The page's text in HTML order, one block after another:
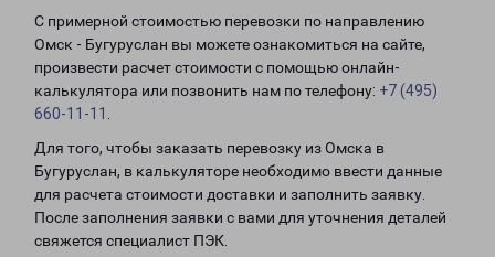
С примерной стоимостью перевозки по направлению
Омск - Бугуруслан вы можете ознакомиться на сайте,
произвести расчет стоимости с помощью онлайн-
калькулятора или позвонить нам по телефону: +7 (495)
660-11-11
Для того, чтобы заказать перевозку из Омска в
Бугуруслан, в калькуляторе необходимо ввести данные
для расчета стоимости доставки и заполнить заявку.
После заполнения заявки с вами для уточнения деталей
свяжется специалист ПЭК.